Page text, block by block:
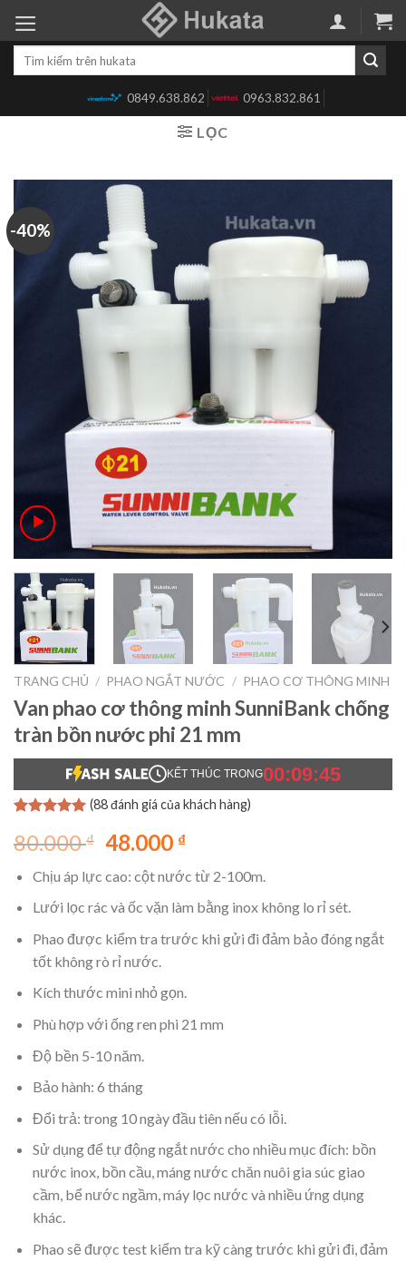
content
Tìm
0849.638.862 0963.832.861
LỌC
-40%
TRANG CHỦ / PHAO NGẮT NƯỚC / PHAO CƠ THÔNG MINH
Van phao cơ thông minh SunniBank chống
tràn bồn nước phi 21 mm
KẾT THÚC TRONG00:09:44
dựa trên
đánh giá
(88đánh giá của khách hàng)
80.000₫ Giá
là:
80.000 ₫.
48.000 ₫Giá
tại
là:
48.000 ₫.
Chịu áp lực cao: cột nước từ 2-100m.
Lưới lọc rác và ốc vặn làm bằng inox không lo rỉ sét.
Phao được kiểm tra trước khi gửi đi đảm bảo đóng ngắt
tốt không rò rỉ nước.
Kích thước mini nhỏ gọn.
Phù hợp với ống ren phi 21 mm
Độ bền 5-10 năm.
Bảo hành: 6 tháng
Đổi trả: trong 10 ngày đầu tiên nếu có lỗi.
Sử dụng để tự động ngắt nước cho nhiều mục đích: bồn
nước inox, bồn cầu, máng nước chăn nuôi gia súc giao
cầm, bể nước ngầm, máy lọc nước và nhiều ứng dụng
khác.
Phao sẽ được test kiểm tra kỹ càng trước khi gửi đi, đảm